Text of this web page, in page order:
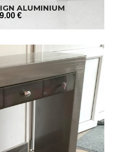
ALUMINIUM
.00 €